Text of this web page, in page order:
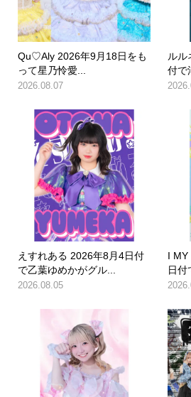
Qu♡Aly 2026年9月18日をも
って星乃怜愛...
2026.08.07
ルル
付で
えすれある 2026年8月4日付
で乙葉ゆめかがグル...
2026.08.05
I MY
日付